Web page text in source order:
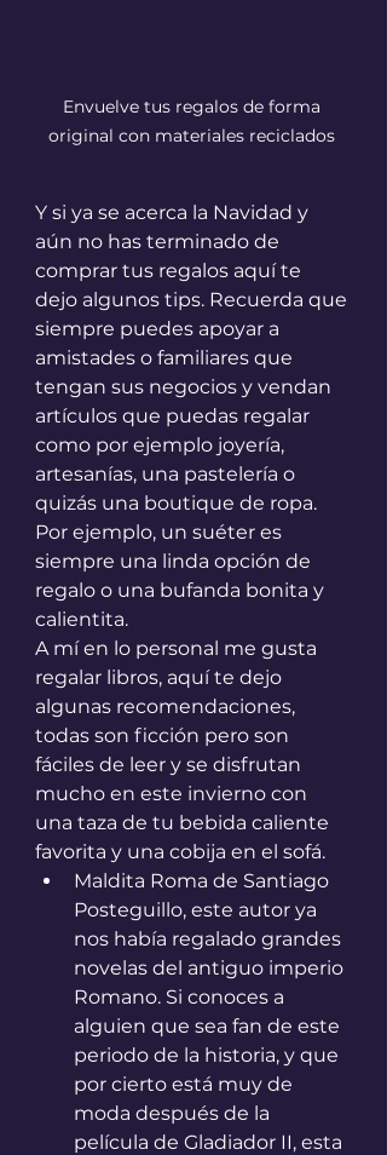
Envuelve tus regalos de forma
original con materiales reciclados
Y si ya se acerca la Navidad y
aún no has terminado de
comprar tus regalos aquí te
dejo algunos tips. Recuerda que
siempre puedes apoyar a
amistades o familiares que
tengan sus negocios y vendan
artículos que puedas regalar
como por ejemplo joyería,
artesanías, una pastelería o
quizás una boutique de ropa.
Por ejemplo, un suéter es
siempre una linda opción de
regalo o una bufanda bonita y
calientita.
A mí en lo personal me gusta
regalar libros, aquí te dejo
algunas recomendaciones,
todas son ficción pero son
fáciles de leer y se disfrutan
mucho en este invierno con
una taza de tu bebida caliente
favorita y una cobija en el sofá.
Maldita Roma de Santiago
Posteguillo, este autor ya
nos había regalado grandes
novelas del antiguo imperio
Romano. Si conoces a
alguien que sea fan de este
periodo de la historia, y que
por cierto está muy de
moda después de la
película de Gladiador II, esta